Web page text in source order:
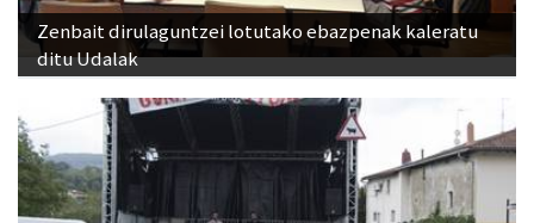
Zenbait dirulaguntzei lotutako ebazpenak kaleratu
ditu Udalak